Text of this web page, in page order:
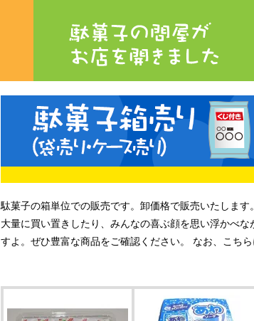
駄菓子の箱単位での販売です。 卸価格で販売いたします。
大量に買い置きしたり、みんなの喜ぶ顔を思い浮かべ
すよ。ぜひ豊富な商品をご確認ください。 なお、こち